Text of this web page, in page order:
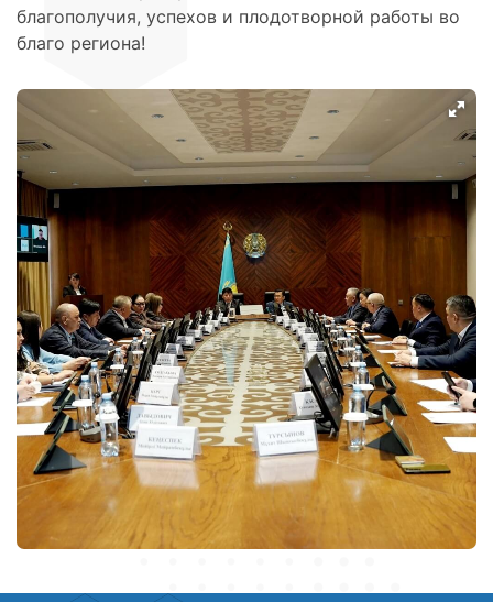
благополучия, успехов и плодотворной работы во
благо региона!